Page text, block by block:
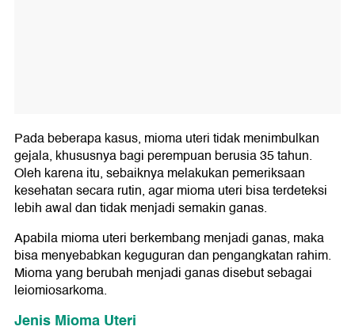
Pada beberapa kasus, mioma uteri tidak menimbulkan
gejala, khususnya bagi perempuan berusia 35 tahun.
Oleh karena itu, sebaiknya melakukan pemeriksaan
kesehatan secara rutin, agar mioma uteri bisa terdeteksi
lebih awal dan tidak menjadi semakin ganas.
Apabila mioma uteri berkembang menjadi ganas, maka
bisa menyebabkan keguguran dan pengangkatan rahim.
Mioma yang berubah menjadi ganas disebut sebagai
leiomiosarkoma.
Jenis Mioma Uteri